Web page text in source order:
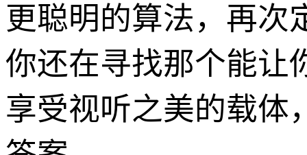
更聪明的算法，再次
你还在寻找那个能让
享受视听之美的载体